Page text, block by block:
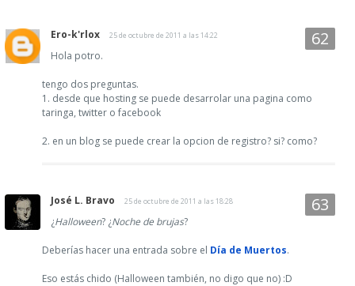
Ero-k'rlox 25 de octubre de 2011 a las 14:22
Hola potro.
tengo dos preguntas.
1. desde que hosting se puede desarrolar una pagina como
taringa, twitter o facebook
2. en un blog se puede crear la opcion de registro? si? como?
José L. Bravo 25 de octubre de 2011 a las 18:28
¿Halloween? ¿Noche de brujas?
Deberías hacer una entrada sobre el Día de Muertos.
Eso estás chido (Halloween también, no digo que no) :D